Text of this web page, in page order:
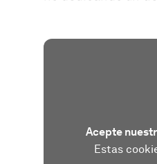
Acepte
Estas